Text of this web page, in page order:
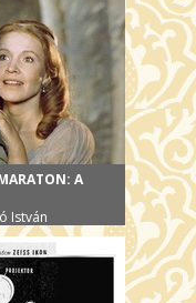
A
István